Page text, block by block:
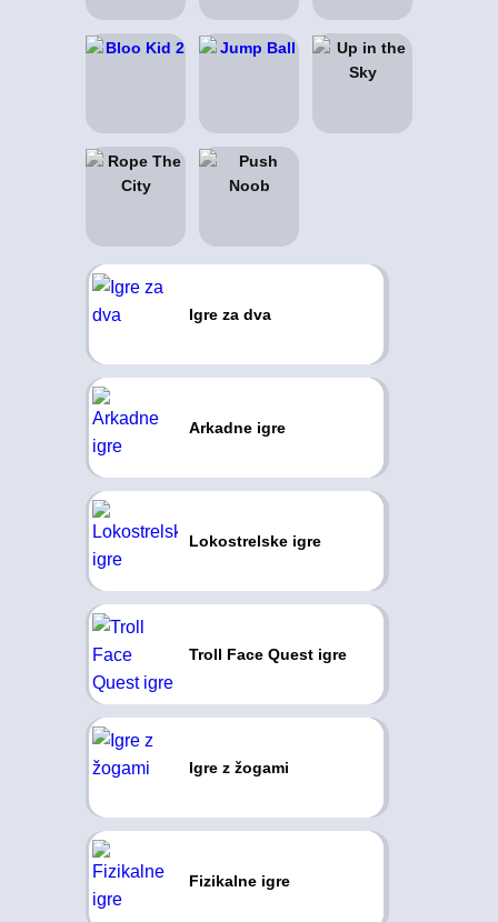
Igre za dva
Arkadne igre
Lokostrelske igre
Troll Face Quest igre
Igre z žogami
Fizikalne igre